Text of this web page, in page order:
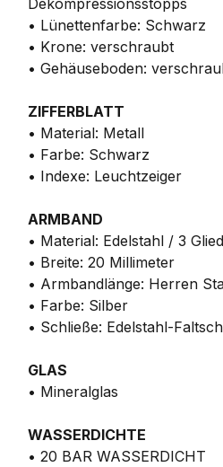
Dekompressionsstopps
• Lünettenfarbe: Schwarz
• Krone: verschraubt
• Gehäuseboden:
ZIFFERBLATT
• Material: Metall
• Farbe: Schwarz
• Indexe: Leuchtzeiger
ARMBAND
• Material: Edelstahl / 3
• Breite: 20 Millimeter
• Armbandlänge: Herren
• Farbe: Silber
• Schließe: Edelstahl-
GLAS
• Mineralglas
WASSERDICHTE
• 20 BAR WASSERDICHT